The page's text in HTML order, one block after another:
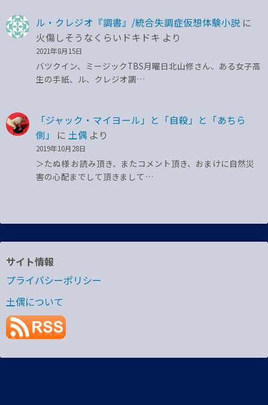
ル・クレジオ『調書』/統合失調症仮想体験小説 に
火傷しそうなくらいドキドキ より
2021年8月15日
バツクイン、ミージックTBS月曜日北山修さん、ある女子高
生の手紙、ル、クレジオ調…
「ジャック・マイヨール」と「自殺」と「あちら
側」
に 土偶 より
2019年10月28日
＞たぬ様 お読み頂き、またコメント頂き、おまけに自然災
害の心配までして頂きまして…
サイト情報
プライバシーポリシー
土偶について